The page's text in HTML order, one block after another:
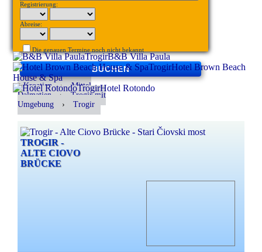
Registrierung:
Abreise:
Die genauen Termine noch nicht bekannt
BUCHEN
TrogirB&B Villa Paula
TrogirHotel Brown Beach
House & Spa
TrogirHotel Rotondo
Kroatien ›
Mittel
Dalmatien
›
Trogir mit
Umgebung
› Trogir
TROGIR -
ALTE CIOVO
BRÜCKE